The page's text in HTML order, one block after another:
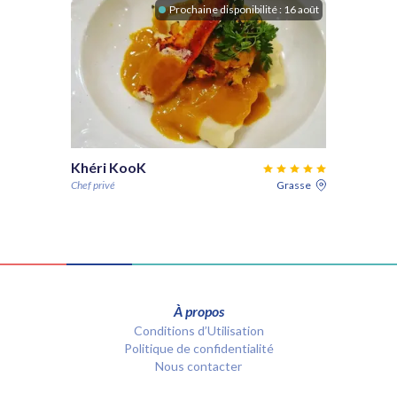
Prochaine disponibilité : 16 août
Khéri KooK
Chef privé Grasse
À propos
Conditions d’Utilisation
Politique de confidentialité
Nous contacter